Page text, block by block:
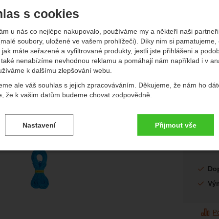
s cookies
u nás co nejlépe nakupovalo, používáme my a někteří naši partneři
soubory, uložené ve vašem prohlížeči). Díky nim si pamatujeme,
máte seřazené a vyfiltrované produkty, jestli jste přihlášeni a
nenabízíme nevhodnou reklamu a pomáhají nám například i v
k dalšímu zlepšování webu.
ale váš souhlas s jejich zpracováváním. Děkujeme, že nám ho
že k vašim datům budeme chovat zodpovědně.
souhlasů s kategoriemi cookies
- bez těchto cookies náš web nebude fungovat.
cookies umožňují váš průchod nákupním košíkem, porovnávání
funkce.
a rozšířené funkce
a rozšířené funkce
abyste nemuseli vše nastavovat znovu a
Nastavení Přijmout vše
3